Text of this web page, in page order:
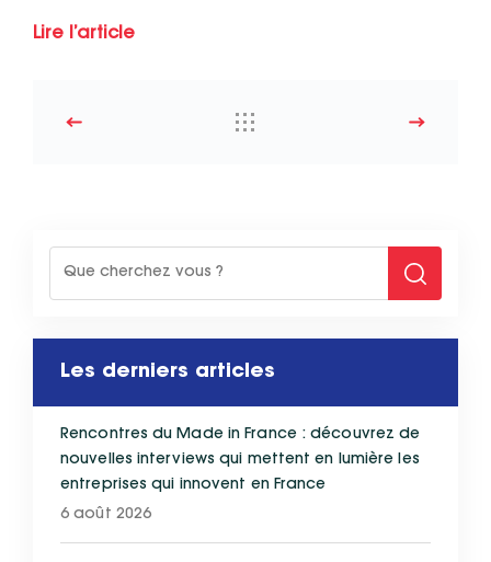
Lire l’article
Les derniers articles
Rencontres du Made in France : découvrez de
nouvelles interviews qui mettent en lumière les
entreprises qui innovent en France
6 août 2026